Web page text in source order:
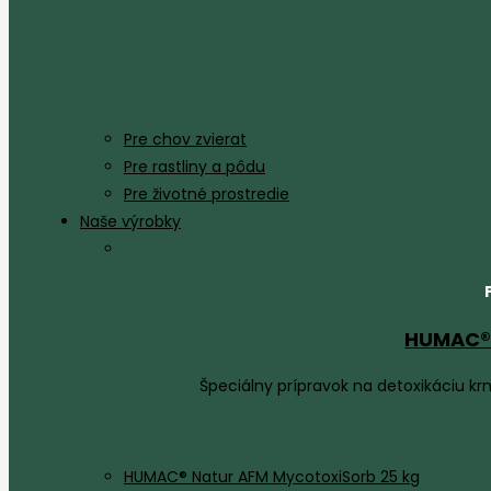
Pre chov zvierat
Pre rastliny a pôdu
Pre životné prostredie
Naše výrobky
Špeciálny prípravok na detoxikáciu
HUMAC® Natur AFM MycotoxiSorb 25 kg